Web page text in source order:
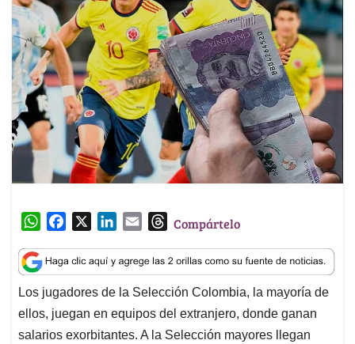
W
a
t
s
A
p
c
e
b
o
o
n
k
e
d
I
a
i
l
T
r
e
a
d
s
Compártelo
Los jugadores de la Selección Colombia, la mayoría de
ellos, juegan en equipos del extranjero, donde ganan
salarios exorbitantes. A la Selección mayores llegan